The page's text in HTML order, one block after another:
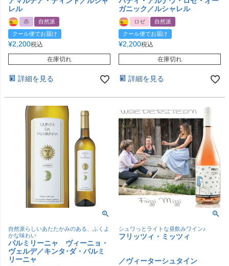
レル
赤
自然派
クール便でお届け
¥2,200税込
在庫切れ
詳細を見る
ガニック／ルシャレル
ロゼ
自然派
クール便でお届け
¥2,200税込
在庫切れ
詳細を見る
自然派らしいあたたかみのある、ふくよ
かな味わい
パルミリーニャ ヴィーニョ・
ヴェルデ／キンタ･ダ・パルミ
リーニャ
シュワっとライトな昼飲みワイン♪
フリッツィ・ミッツィ
／ヴィーターシュタイン